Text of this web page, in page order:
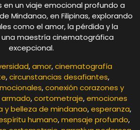
un viaje emocional profundo a
Mindanao, en Filipinas, explorando
como el amor, la pérdida y la
una maestría cinematográfica
excepcional.
,amor,cinematografía
,circunstancias desafiantes,
,conexión corazones y
,cortometraje,emociones
y belleza de mindanao,esperanza,
humano,mensaje profundo,